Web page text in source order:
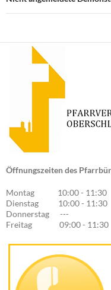
Öffnungszeiten des
Montag 10:00 - 11:30
Dienstag 10:00 - 11:30
Donnerstag ---
Freitag 09:00 - 11:30